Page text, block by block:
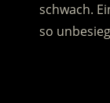
schwach.
so